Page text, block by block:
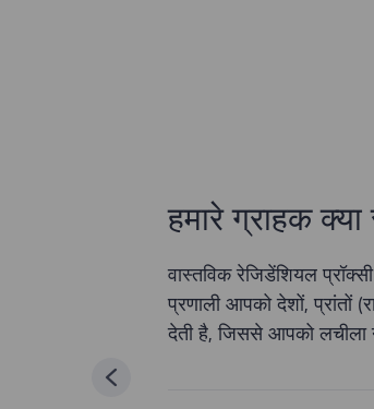
हमारे ग्राहक
वास्तविक रेजिडेंशियल
प्रणाली आपको देशों, प्रांतों
देती है, जिससे आपको लचीला